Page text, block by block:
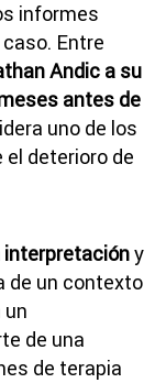
informes
Entre
Andic a su
antes de
uno de los
deterioro de
y
de un contexto
un
de una
de terapia